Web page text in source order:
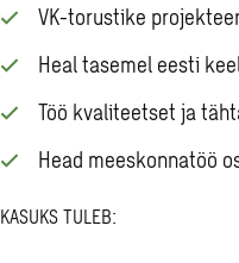
VK-torustike
Heal tasemel eesti
Töö kvaliteetset ja
Head meeskonnatöö
KASUKS TULEB: